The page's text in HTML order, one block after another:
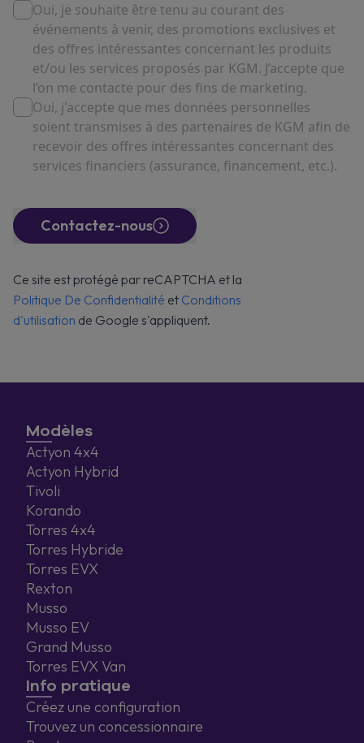
Oui, je souhaite être tenu au courant des
événements à venir, des promotions exclusives et
des offres intéressantes concernant les produits
et/ou les services proposés par KGM. J’accepte que
l’on me contacte pour des fins de marketing.
Oui, j'accepte que mes données personnelles
soient transmises à des partenaires de KGM afin de
recevoir des offres intéressantes concernant des
services financiers (assurance, financement, etc.).
Contactez-nous
Ce site est protégé par reCAPTCHA et la
Politique De Confidentialité et Conditions
d'utilisation de Google s'appliquent.
Modèles
Actyon 4x4
Actyon Hybrid
Tivoli
Korando
Torres 4x4
Torres Hybride
Torres EVX
Rexton
Musso
Musso EV
Grand Musso
Torres EVX Van
Info pratique
Créez une configuration
Trouvez un concessionnaire